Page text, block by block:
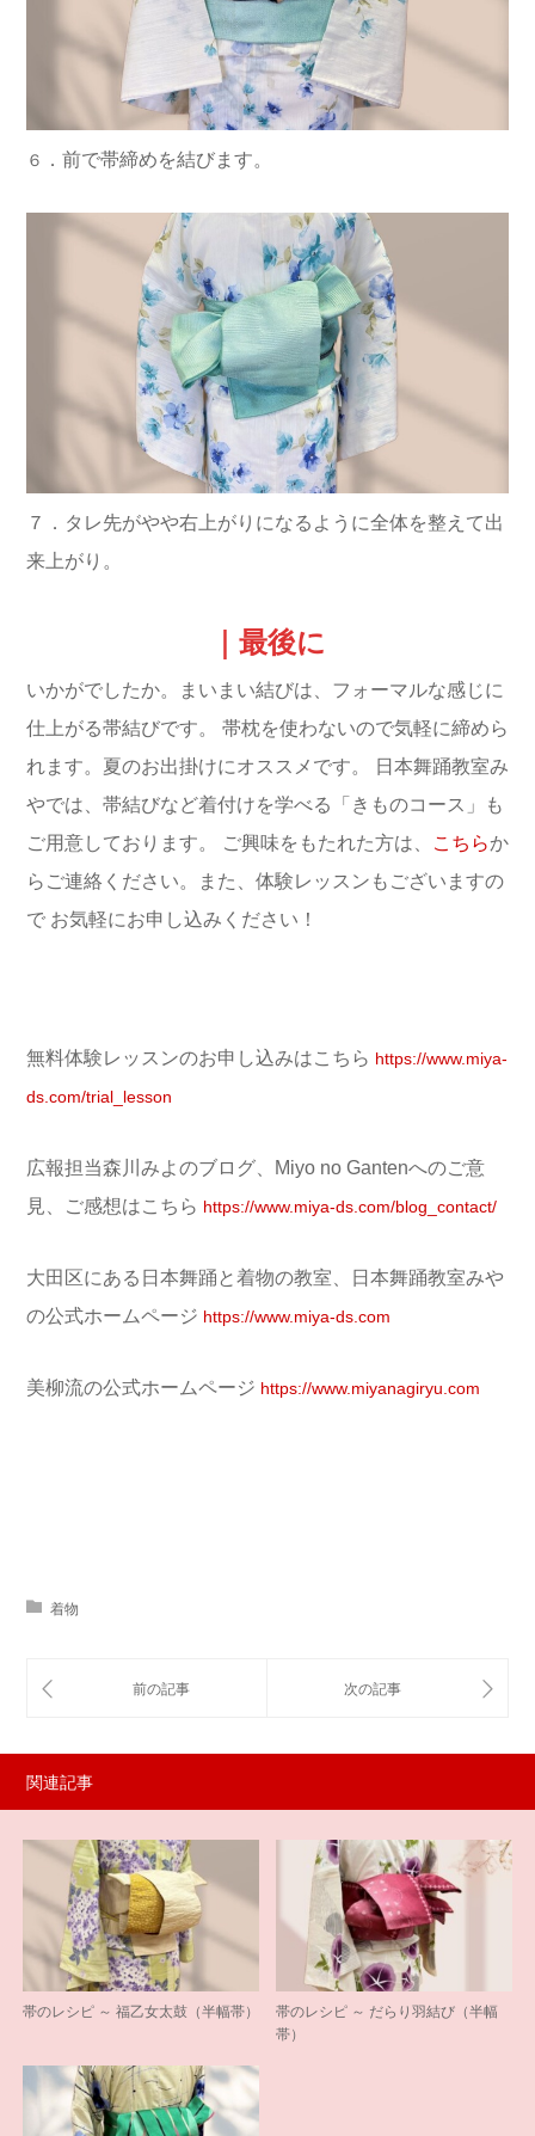
６ ．前で帯締めを結びます。
７
．タレ先がやや右上がりになるように全体を整えて出
来上がり。
｜最後に
いかがでしたか。まいまい結びは、フォーマルな感じに
仕上がる帯結びです。
帯枕を使わないので気軽に締めら
れます。夏のお出掛けにオススメです。
日本舞踊教室み
やでは、帯結びなど着付けを学べる「きものコース」も
ご用意しております。
ご興味をもたれた方は、 こちらか
らご連絡ください。また、体験レッスンもございますの
で お気軽にお申し込みください！
無料体験レッスンのお申し込みはこちら https://www.miya-
ds.com/trial_lesson
広報担当森川みよのブログ、Miyo no Gantenへのご意
見、ご感想はこちら https://www.miya-ds.com/blog_contact/
大田区にある日本舞踊と着物の教室、日本舞踊教室みや
の公式ホームページ https://www.miya-ds.com
美柳流の公式ホームページ https://www.miyanagiryu.com
着物
関連記事
帯のレシピ ～ 福乙女太鼓（半幅帯）
帯のレシピ ～ だらり羽結び（半幅
帯）